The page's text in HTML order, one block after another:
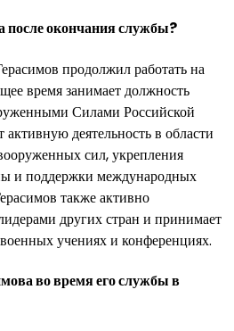
после окончания службы?
продолжил работать на
время занимает должность
Силами Российской
деятельность в области
сил, укрепления
и поддержки международных
также активно
других стран и принимает
учениях и конференциях.
во время его службы в